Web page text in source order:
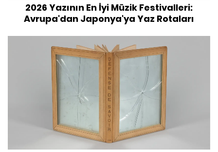
2026 Yazının En İyi Müzik Festivalleri:
Avrupa'dan Japonya'ya Yaz Rotaları